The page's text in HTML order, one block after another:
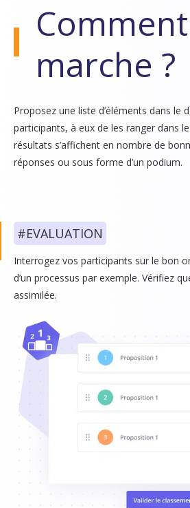
marche ?
Proposez une liste d’éléments dans le
participants, à eux de les ranger dans
résultats s’affichent en nombre de
réponses ou sous forme d’un podium.
#EVALUATION
Interrogez vos participants sur le bon
d’un processus par exemple. Vérifiez
assimilée.